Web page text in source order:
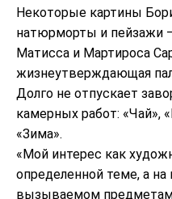
Некоторые картины
натюрморты и пейзажи
Матисса и Мартироса
жизнеутверждающая
Долго не отпускает
камерных работ: «Чай»,
«Зима».
«Мой интерес как
определенной теме, а
вызываемом